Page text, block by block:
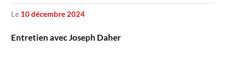
le 10 décembre 2024
Entretien avec Joseph Daher